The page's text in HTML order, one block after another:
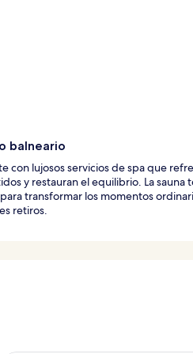
balneario
con lujosos servicios de spa que
y restauran el equilibrio. La sauna
transformar los momentos
retiros.